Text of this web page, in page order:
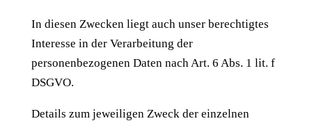
In diesen Zwecken liegt auch unser berechtigtes
Interesse in der Verarbeitung der
personenbezogenen Daten nach Art. 6 Abs. 1 lit. f
DSGVO.
Details zum jeweiligen Zweck der einzelnen